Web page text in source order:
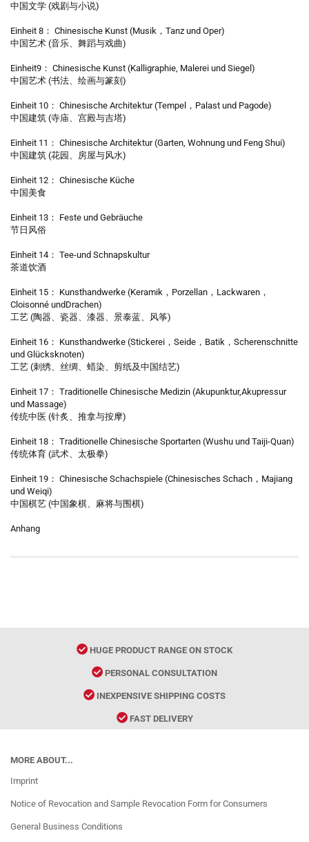
中国文学 (戏剧与小说)
Einheit 8： Chinesische Kunst (Musik，Tanz und Oper)
中国艺术 (音乐、舞蹈与戏曲)
Einheit9： Chinesische Kunst (Kalligraphie, Malerei und Siegel)
中国艺术 (书法、绘画与篆刻)
Einheit 10： Chinesische Architektur (Tempel，Palast und Pagode)
中国建筑 (寺庙、宫殿与吉塔)
Einheit 11： Chinesische Architektur (Garten, Wohnung und Feng Shui)
中国建筑 (花园、房屋与风水)
Einheit 12： Chinesische Küche
中国美食
Einheit 13： Feste und Gebräuche
节日风俗
Einheit 14： Tee-und Schnapskultur
茶道饮酒
Einheit 15： Kunsthandwerke (Keramik，Porzellan，Lackwaren，
Cloisonné undDrachen)
工艺 (陶器、瓷器、漆器、景泰蓝、风筝)
Einheit 16： Kunsthandwerke (Stickerei，Seide，Batik，Scherenschnitte
und Glücksknoten)
工艺 (刺绣、丝绸、蜡染、剪纸及中国结艺)
Einheit 17： Traditionelle Chinesische Medizin (Akupunktur,Akupressur
und Massage)
传统中医 (针炙、推拿与按摩)
Einheit 18： Traditionelle Chinesische Sportarten (Wushu und Taiji-Quan)
传统体育 (武术、太极拳)
Einheit 19： Chinesische Schachspiele (Chinesisches Schach，Majiang
und Weiqi)
中国棋艺 (中国象棋、麻将与围棋)
Anhang
HUGE PRODUCT RANGE ON STOCK
PERSONAL CONSULTATION
INEXPENSIVE SHIPPING COSTS
FAST DELIVERY
MORE ABOUT...
Imprint
Notice of Revocation and Sample Revocation Form for Consumers
General Business Conditions